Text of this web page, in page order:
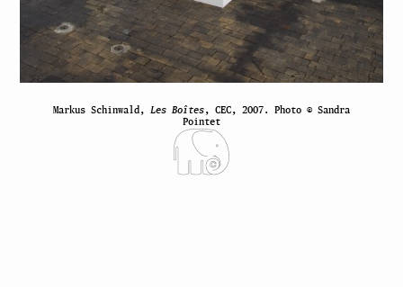
Markus Schinwald, Les Boîtes, CEC, 2007. Photo © Sandra
Pointet